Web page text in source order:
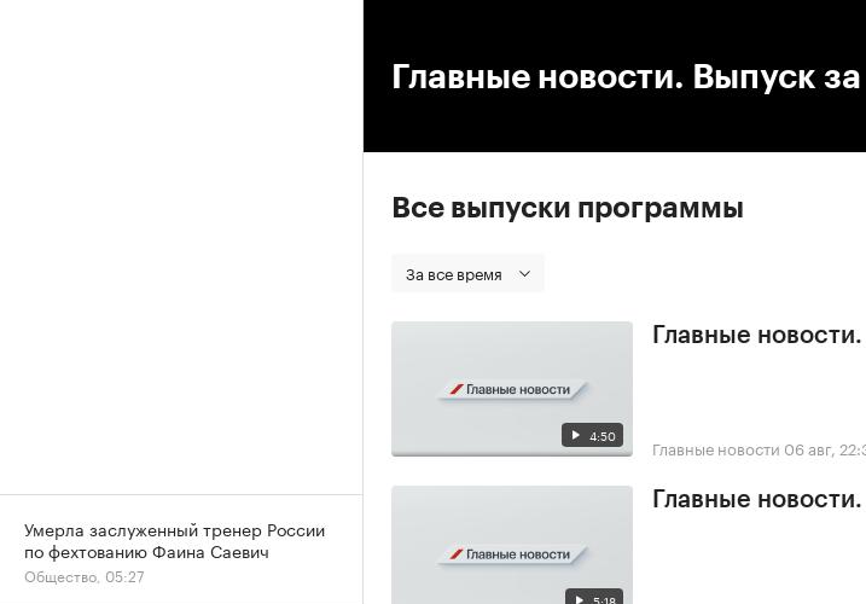
Главные новости. Выпуск
Все выпуски программы
За все время
4:50
Главные
Главные новости 06 авг,
Главные
Умерла заслуженный тренер России
по фехтованию Фаина Саевич
Общество, 05:27